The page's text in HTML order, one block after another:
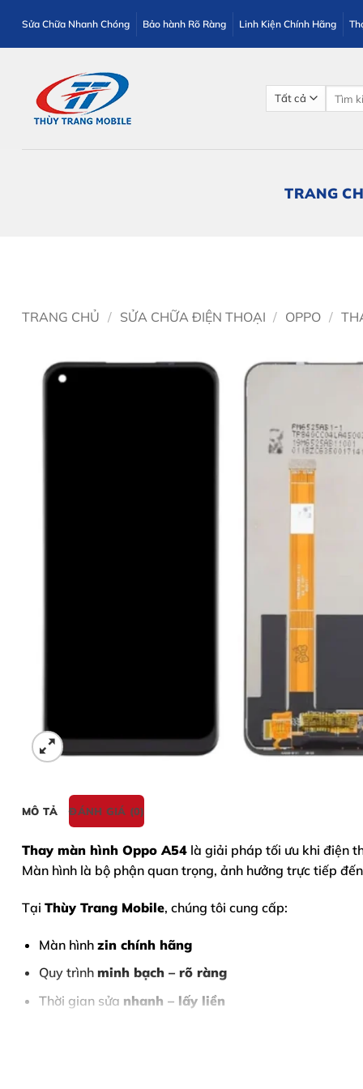
qua
nội
Sửa Chữa Nhanh Chóng Bảo hành Rõ Ràng Linh Kiện Chính Hãng
TRANG
TRANG CHỦ / SỬA CHỮA ĐIỆN THOẠI / OPPO /
MÔ TẢ ĐÁNH GIÁ (0)
Thay màn hình Oppo A54 là giải pháp tối ưu khi điện
Màn hình là bộ phận quan trọng, ảnh hưởng trực tiếp
Tại Thùy Trang Mobile, chúng tôi cung cấp:
Màn hình zin chính hãng
Quy trình minh bạch – rõ ràng
Thời gian sửa nhanh – lấy liền